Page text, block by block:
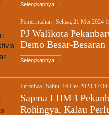
Selengkapnya →
Pemerintahan Selasa, 21 Mei 2024
PJ Walikota
Demo Besar-Besaran
Selengkapnya →
Peristiwa Sabtu, 16 Des 2023
Sapma LHMB
Rohingya, Kalau